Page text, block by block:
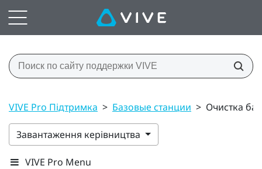
VIVE Pro Підтримка > Базовые станции > Очистка
Завантаження керівництва
VIVE Pro Menu